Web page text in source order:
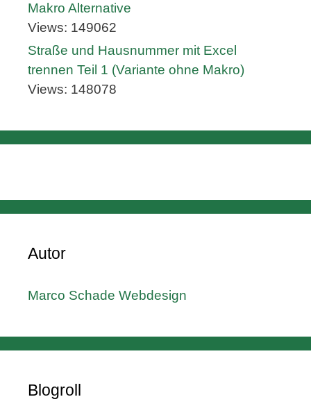
Makro Alternative
Views: 149062
Straße und Hausnummer mit Excel
trennen Teil 1 (Variante ohne Makro)
Views: 148078
Autor
Marco Schade Webdesign
Blogroll